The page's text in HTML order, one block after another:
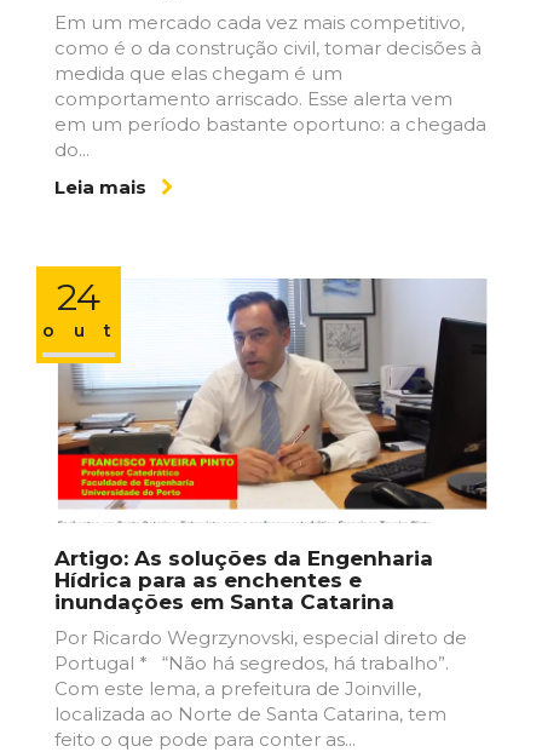
Em um mercado cada vez mais competitivo,
como é o da construção civil, tomar decisões à
medida que elas chegam é um
comportamento arriscado. Esse alerta vem
em um período bastante oportuno: a chegada
do...
Leia mais
24
out
Artigo: As soluções da Engenharia
Hídrica para as enchentes e
inundações em Santa Catarina
Por Ricardo Wegrzynovski, especial direto de
Portugal * “Não há segredos, há trabalho”.
Com este lema, a prefeitura de Joinville,
localizada ao Norte de Santa Catarina, tem
feito o que pode para conter as...